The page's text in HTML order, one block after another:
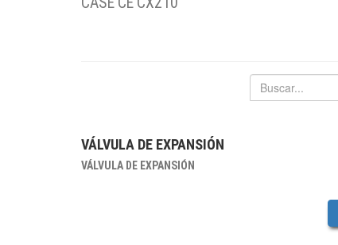
VÁLVULA DE EXPANSIÓN
VÁLVULA DE EXPANSIÓN